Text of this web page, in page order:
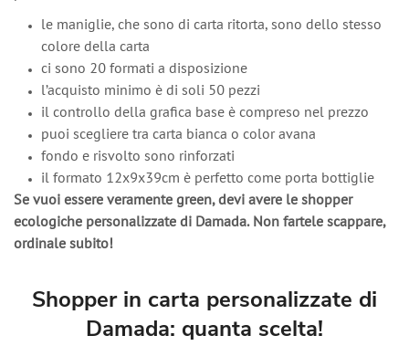
le maniglie, che sono di carta ritorta, sono dello stesso
colore della carta
ci sono 20 formati a disposizione
l’acquisto minimo è di soli 50 pezzi
il controllo della grafica base è compreso nel prezzo
puoi scegliere tra carta bianca o color avana
fondo e risvolto sono rinforzati
il formato 12x9x39cm è perfetto come porta bottiglie
Se vuoi essere veramente green, devi avere le shopper
ecologiche personalizzate di Damada. Non fartele scappare,
ordinale subito!
Shopper in carta personalizzate di
Damada: quanta scelta!